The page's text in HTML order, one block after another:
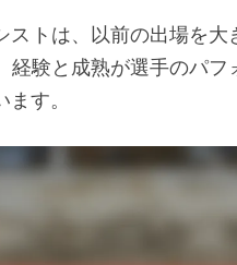
ストは、以前の出場を
経験と成熟が選手のパ
す。